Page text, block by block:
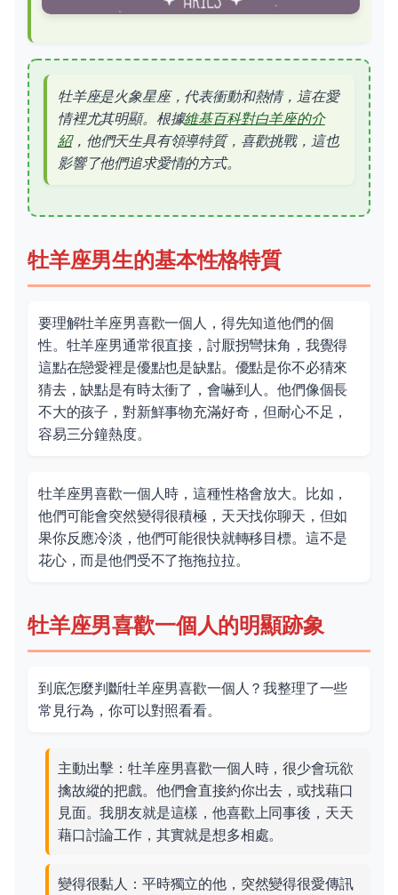
牡羊座是火象星座，代表衝動和熱情，這在愛
情裡尤其明顯。根據維基百科對白羊座的介
紹，他們天生具有領導特質，喜歡挑戰，這也
影響了他們追求愛情的方式。
牡羊座男生的基本性格特質
要理解牡羊座男喜歡一個人，得先知道他們的個
性。牡羊座男通常很直接，討厭拐彎抹角，我覺得
這點在戀愛裡是優點也是缺點。優點是你不必猜來
猜去，缺點是有時太衝了，會嚇到人。他們像個長
不大的孩子，對新鮮事物充滿好奇，但耐心不足，
容易三分鐘熱度。
牡羊座男喜歡一個人時，這種性格會放大。比如，
他們可能會突然變得很積極，天天找你聊天，但如
果你反應冷淡，他們可能很快就轉移目標。這不是
花心，而是他們受不了拖拖拉拉。
牡羊座男喜歡一個人的明顯跡象
到底怎麼判斷牡羊座男喜歡一個人？我整理了一些
常見行為，你可以對照看看。
主動出擊：牡羊座男喜歡一個人時，很少會玩欲
擒故縱的把戲。他們會直接約你出去，或找藉口
見面。我朋友就是這樣，他喜歡上同事後，天天
藉口討論工作，其實就是想多相處。
變得很黏人：平時獨立的他，突然變得很愛傳訊